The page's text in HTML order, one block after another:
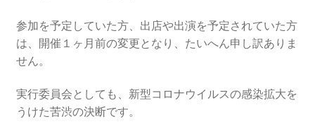
2018.3.11 第７回原発ゼロへのカウントダウンinかわ
さき集会
さき 集会
参加を予定していた方、出店や出演を予定されていた方
は、開催１ヶ月前の変更となり、たいへん申し訳ありま
せん。
実行委員会としても、新型コロナウイルスの感染拡大を
うけた苦渋の決断です。